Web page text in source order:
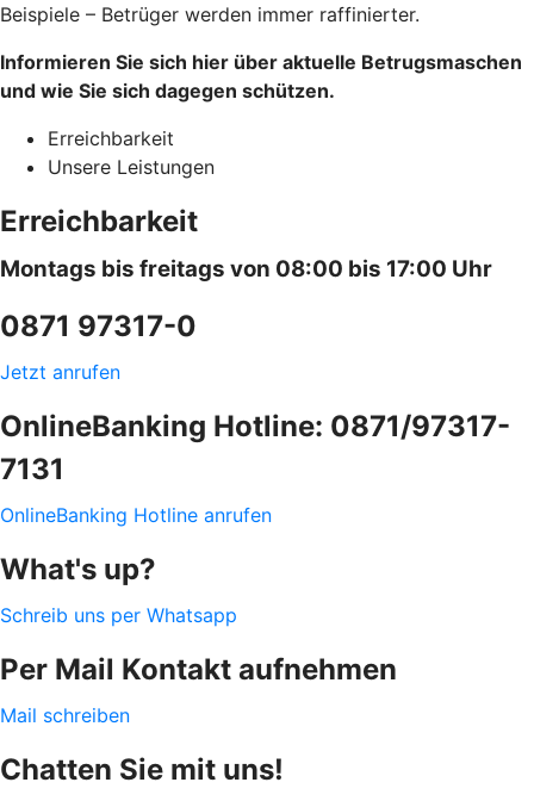
Beispiele – Betrüger werden immer raffinierter.
Informieren Sie sich hier über aktuelle Betrugsmaschen
und wie Sie sich dagegen schützen.
Erreichbarkeit
Unsere Leistungen
Erreichbarkeit
Montags bis freitags von 08:00 bis 17:00 Uhr
0871 97317-0
Jetzt anrufen
OnlineBanking Hotline: 0871/97317-
7131
OnlineBanking Hotline anrufen
What's up?
Schreib uns per Whatsapp
Per Mail Kontakt aufnehmen
Mail schreiben
Chatten Sie mit uns!